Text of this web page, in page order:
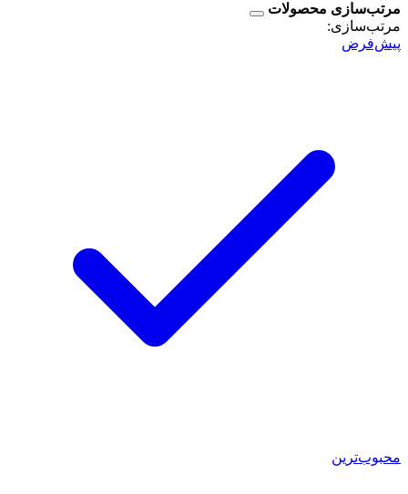
مرتب‌سازی محصولات
مرتب‌سازی:
پیش‌فرض
محبوب‌ترین